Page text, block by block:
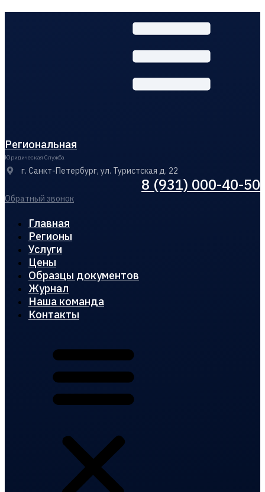
Региональная
Юридическая Служба
г. Санкт-Петербург, ул. Туристская д. 22
8 (931) 000-40-50
Обратный звонок
Главная
Регионы
Услуги
Цены
Образцы документов
Журнал
Наша команда
Контакты